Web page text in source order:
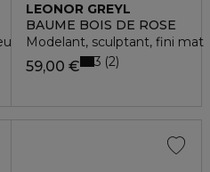
délicats
LEONOR GREYL
BAUME BOIS DE ROSE
Modelant, sculptant, fini mat
59,00 € 3 2